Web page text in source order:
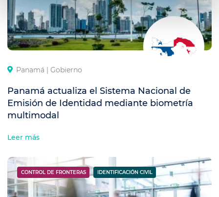
Panamá | Gobierno
Panamá actualiza el Sistema Nacional de
Emisión de Identidad mediante biometría
multimodal
Leer más
CONTROL DE FRONTERAS IDENTIFICACIÓN CIVIL